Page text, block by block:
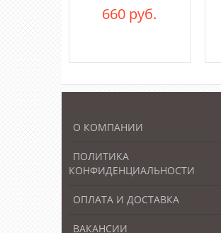
660 руб.
О КОМПАНИИ
ПОЛИТИКА
КОНФИДЕНЦИАЛЬНОСТИ
ОПЛАТА И ДОСТАВКА
ВАКАНСИИ